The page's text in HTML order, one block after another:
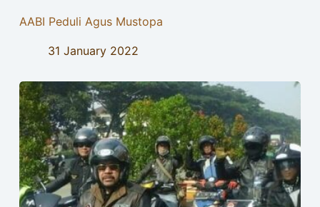
AABI Peduli Agus Mustopa
31 January 2022